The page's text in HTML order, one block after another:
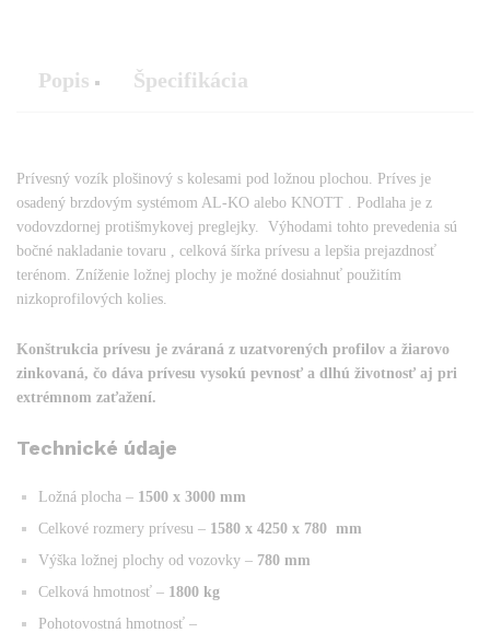
Popis Špecifikácia
Prívesný vozík plošinový s kolesami pod ložnou plochou. Príves je
osadený brzdovým systémom AL-KO alebo KNOTT . Podlaha je z
vodovzdornej protišmykovej preglejky. Výhodami tohto prevedenia sú
bočné nakladanie tovaru , celková šírka prívesu a lepšia prejazdnosť
terénom. Zníženie ložnej plochy je možné dosiahnuť použitím
nizkoprofilových kolies.
Konštrukcia prívesu je zváraná z uzatvorených profilov a žiarovo
zinkovaná, čo dáva prívesu vysokú pevnosť a dlhú životnosť aj pri
extrémnom zaťažení.
Technické údaje
Ložná plocha – 1500 x 3000 mm
Celkové rozmery prívesu – 1580 x 4250 x 780 mm
Výška ložnej plochy od vozovky – 780 mm
Celková hmotnosť – 1800 kg
Pohotovostná hmotnosť –